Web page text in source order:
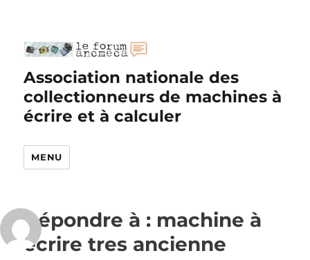
Association nationale des
collectionneurs de machines à
écrire et à calculer
MENU
Répondre à : machine à
ecrire tres ancienne